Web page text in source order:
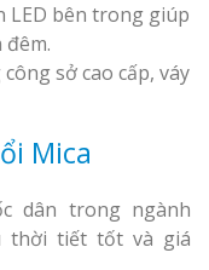
LED bên trong giúp
sở cao cấp, váy
Mica
dân trong ngành
thời tiết tốt và giá